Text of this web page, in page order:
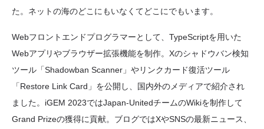
た。ネットの海のどこにもいなくてどこにでもいます。
Webフロントエンドプログラマーとして、TypeScriptを用いた
Webアプリやブラウザー拡張機能を制作。Xのシャドウバン検知
ツール「Shadowban Scanner」やリンクカード復活ツール
「Restore Link Card」を公開し、国内外のメディアで紹介され
ました。iGEM 2023ではJapan-UnitedチームのWikiを制作して
Grand Prizeの獲得に貢献。ブログではXやSNSの最新ニュース、